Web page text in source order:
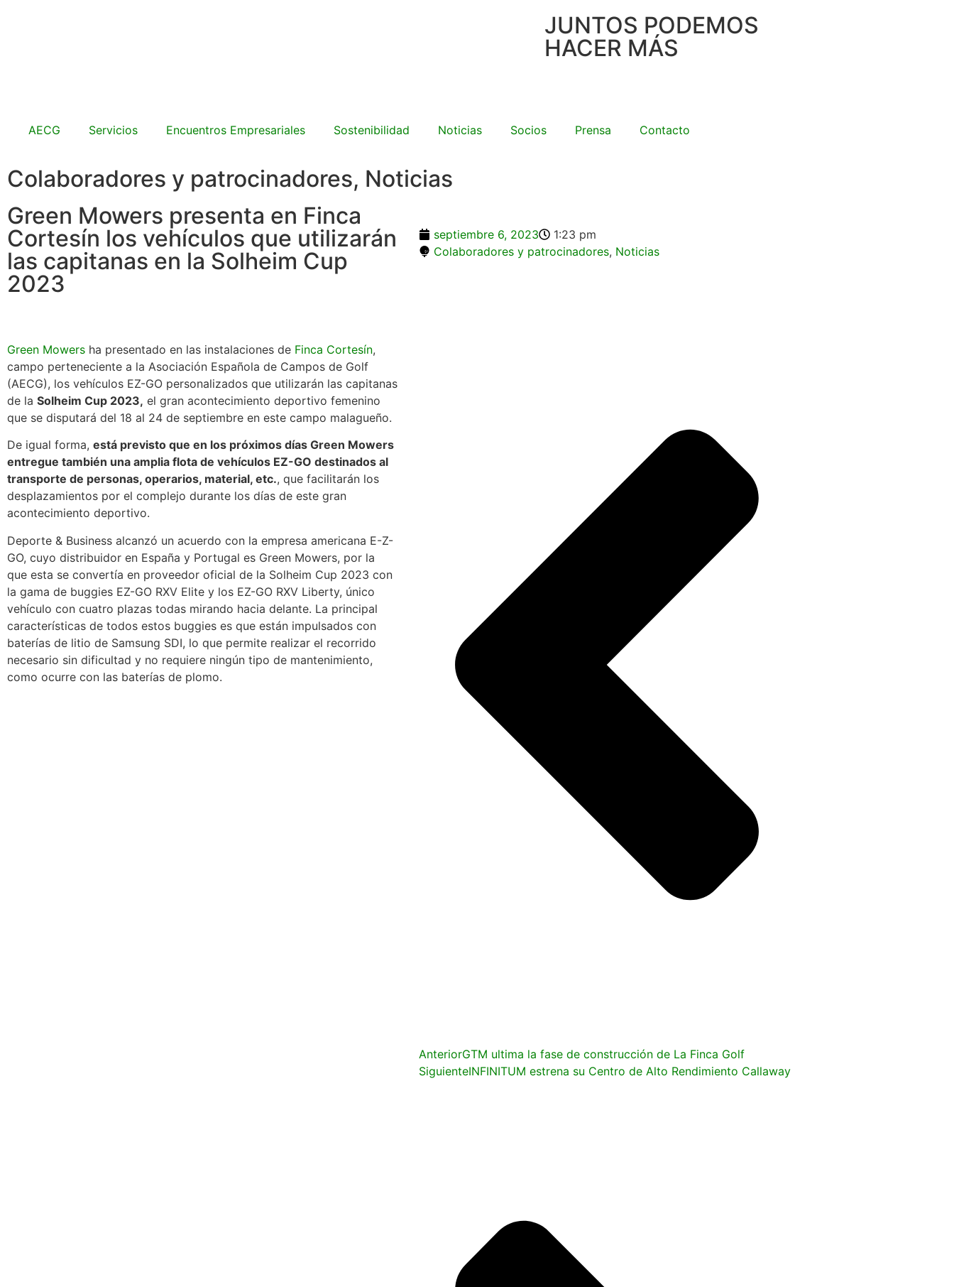
JUNTOS PODEMOS
HACER MÁS
AECG Servicios Encuentros Empresariales Sostenibilidad Noticias Socios Prensa Contacto
Colaboradores y patrocinadores, Noticias
Green Mowers presenta en Finca
Cortesín los vehículos que utilizarán
las capitanas en la Solheim Cup
2023
Green Mowers ha presentado en las instalaciones de Finca Cortesín,
campo perteneciente a la Asociación Española de Campos de Golf
(AECG), los vehículos EZ-GO personalizados que utilizarán las capitanas
de la Solheim Cup 2023, el gran acontecimiento deportivo femenino
que se disputará del 18 al 24 de septiembre en este campo malagueño.
De igual forma, está previsto que en los próximos días Green Mowers
entregue también una amplia flota de vehículos EZ-GO destinados al
transporte de personas, operarios, material, etc., que facilitarán los
desplazamientos por el complejo durante los días de este gran
acontecimiento deportivo.
Deporte & Business alcanzó un acuerdo con la empresa americana E-Z-
GO, cuyo distribuidor en España y Portugal es Green Mowers, por la
que esta se convertía en proveedor oficial de la Solheim Cup 2023 con
la gama de buggies EZ-GO RXV Elite y los EZ-GO RXV Liberty, único
vehículo con cuatro plazas todas mirando hacia delante. La principal
características de todos estos buggies es que están impulsados con
baterías de litio de Samsung SDI, lo que permite realizar el recorrido
necesario sin dificultad y no requiere ningún tipo de mantenimiento,
como ocurre con las baterías de plomo.
septiembre 6, 2023
1:23 pm
Colaboradores y patrocinadores, Noticias
AnteriorGTM ultima la fase de construcción de La Finca Golf
SiguienteINFINITUM estrena su Centro de Alto Rendimiento Callaway